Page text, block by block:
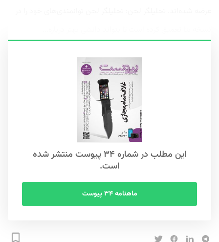
این مطلب در شماره ۳۴ پیوست منتشر شده
است.
ماهنامه ۳۴ پیوست